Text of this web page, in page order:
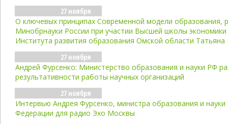
27 ноября
О ключевых принципах Современной модели образования,
Минобрнауки России при участии Высшей школы
Института развития образования Омской области Татьяна
27 ноября
Андрей Фурсенко: Министерство образования и науки РФ
результативности работы научных организаций
27 ноября
Интервью Андрея Фурсенко, министра образования и науки
Федерации для радио Эхо Москвы